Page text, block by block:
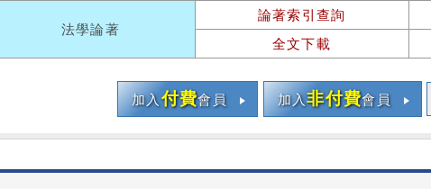
法學論著
論著索引查詢
全文下載
加入付費會員 加入非付費會員